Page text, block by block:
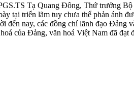
Tạ Quang Đông, Thứ trưởng
tại triển lãm tuy chưa thể phản ánh
đến nay, các đồng chí lãnh đạo Đảng
của Đảng, văn hoá Việt Nam đã